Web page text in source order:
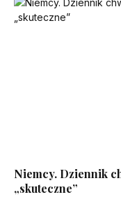
Niemcy. Dziennik
„skuteczne”